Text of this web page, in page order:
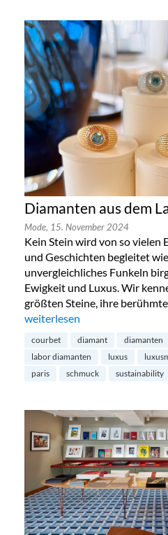
Diamanten aus dem
Mode, 15. November 2024
Kein Stein wird von so vielen
und Geschichten begleitet
unvergleichliches Funkeln
Ewigkeit und Luxus. Wir
größten Steine, ihre
„Diamanten aus dem Labor –
weiterlesen
courbet diamant diamanten
labor diamanten
luxus
paris
schmuck sustainability